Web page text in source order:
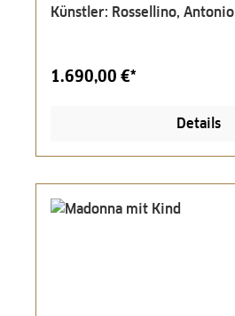
Künstler: Rossellino, Antonio
1.690,00 €*
Details